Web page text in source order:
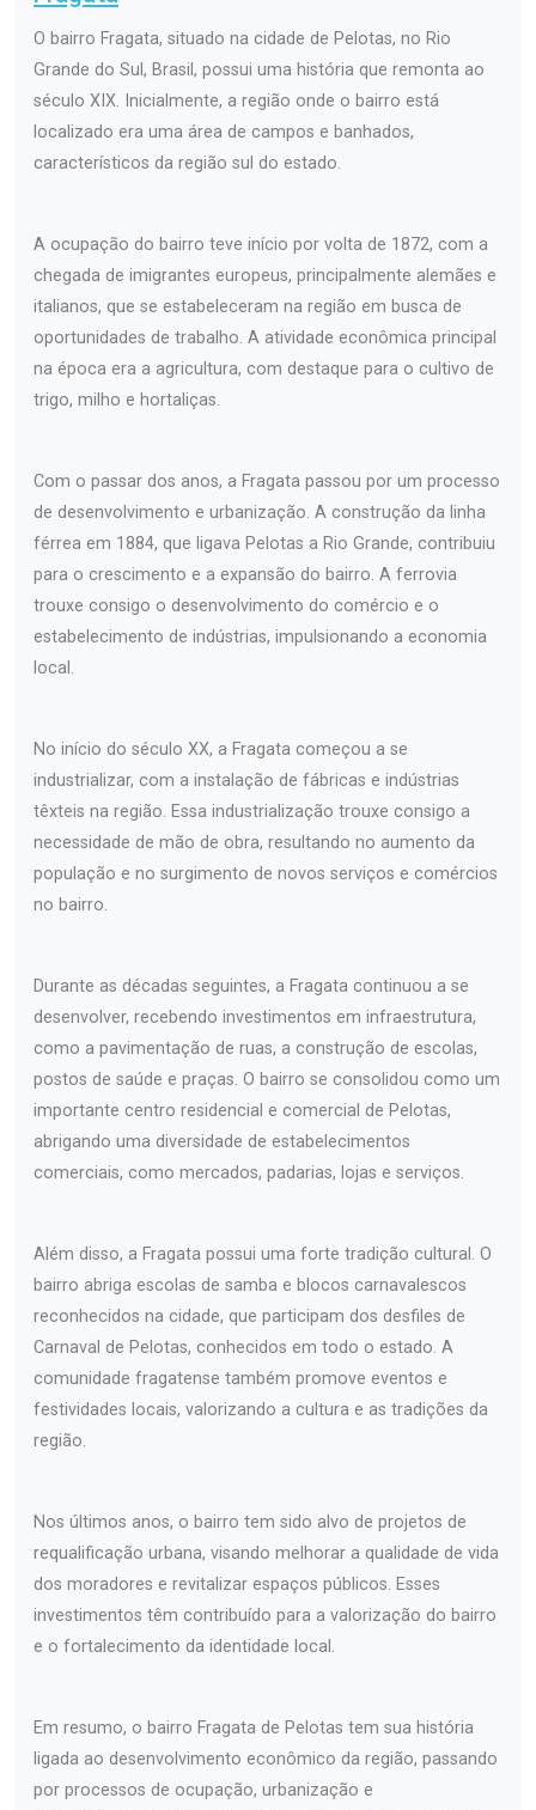
O bairro Fragata, situado na cidade de Pelotas, no Rio
Grande do Sul, Brasil, possui uma história que remonta ao
século XIX. Inicialmente, a região onde o bairro está
localizado era uma área de campos e banhados,
característicos da região sul do estado.
A ocupação do bairro teve início por volta de 1872, com a
chegada de imigrantes europeus, principalmente alemães e
italianos, que se estabeleceram na região em busca de
oportunidades de trabalho. A atividade econômica principal
na época era a agricultura, com destaque para o cultivo de
trigo, milho e hortaliças.
Com o passar dos anos, a Fragata passou por um processo
de desenvolvimento e urbanização. A construção da linha
férrea em 1884, que ligava Pelotas a Rio Grande, contribuiu
para o crescimento e a expansão do bairro. A ferrovia
trouxe consigo o desenvolvimento do comércio e o
estabelecimento de indústrias, impulsionando a economia
local.
No início do século XX, a Fragata começou a se
industrializar, com a instalação de fábricas e indústrias
têxteis na região. Essa industrialização trouxe consigo a
necessidade de mão de obra, resultando no aumento da
população e no surgimento de novos serviços e comércios
no bairro.
Durante as décadas seguintes, a Fragata continuou a se
desenvolver, recebendo investimentos em infraestrutura,
como a pavimentação de ruas, a construção de escolas,
postos de saúde e praças. O bairro se consolidou como um
importante centro residencial e comercial de Pelotas,
abrigando uma diversidade de estabelecimentos
comerciais, como mercados, padarias, lojas e serviços.
Além disso, a Fragata possui uma forte tradição cultural. O
bairro abriga escolas de samba e blocos carnavalescos
reconhecidos na cidade, que participam dos desfiles de
Carnaval de Pelotas, conhecidos em todo o estado. A
comunidade fragatense também promove eventos e
festividades locais, valorizando a cultura e as tradições da
região.
Nos últimos anos, o bairro tem sido alvo de projetos de
requalificação urbana, visando melhorar a qualidade de vida
dos moradores e revitalizar espaços públicos. Esses
investimentos têm contribuído para a valorização do bairro
e o fortalecimento da identidade local.
Em resumo, o bairro Fragata de Pelotas tem sua história
ligada ao desenvolvimento econômico da região, passando
por processos de ocupação, urbanização e